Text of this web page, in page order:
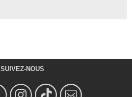
SUIVEZ-NOUS